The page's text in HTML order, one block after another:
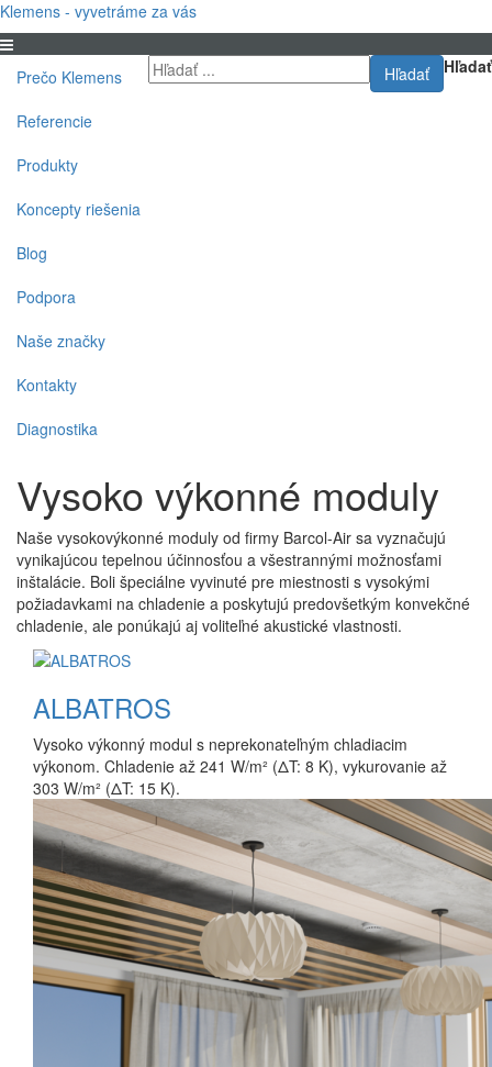
Klemens - vyvetráme za vás
Hľadať
Hľadať
Prečo Klemens
Referencie
Produkty
Koncepty riešenia
Blog
Podpora
Naše značky
Kontakty
Diagnostika
Vysoko výkonné moduly
Naše vysokovýkonné moduly od firmy Barcol-Air sa vyznačujú
vynikajúcou tepelnou účinnosťou a všestrannými možnosťami
inštalácie. Boli špeciálne vyvinuté pre miestnosti s vysokými
požiadavkami na chladenie a poskytujú predovšetkým konvekčné
chladenie, ale ponúkajú aj voliteľné akustické vlastnosti.
ALBATROS
Vysoko výkonný modul s neprekonateľným chladiacim
výkonom. Chladenie až 241 W/m² (ΔT: 8 K), vykurovanie až
303 W/m² (ΔT: 15 K).